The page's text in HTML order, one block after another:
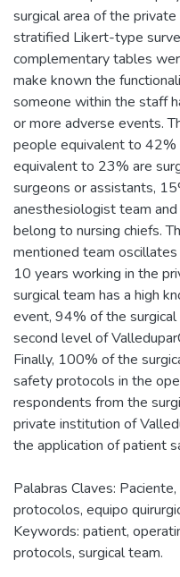
surgical area of the
stratified Likert-type
complementary tables
make known the
someone within the staff
or more adverse events.
people equivalent to 42%
equivalent to 23% are
surgeons or assistants,
anesthesiologist team
belong to nursing chiefs.
mentioned team
10 years working in the
surgical team has a high
event, 94% of the
second level of
Finally, 100% of the
safety protocols in the
respondents from the
private institution of
the application of patient
Palabras Claves:
protocolos, equipo
Keywords: patient,
protocols, surgical team.